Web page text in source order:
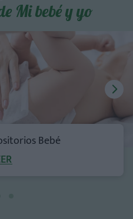
Mi bebé y yo
Bebé